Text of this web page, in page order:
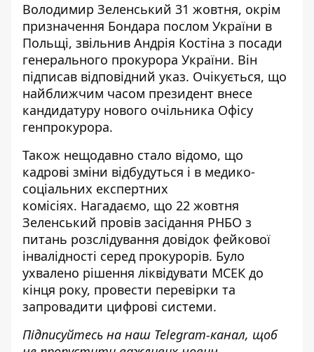
Володимир Зеленський 31 жовтня, окрім
призначення Бондара послом України в
Польщі, звільнив Андрія Костіна з посади
генерального прокурора України. Він
підписав відповідний указ. Очікується, що
найближчим часом президент внесе
кандидатуру нового очільника Офісу
генпрокурора.
Також нещодавно стало відомо, що
кадрові зміни відбудуться і в медико-
соціальних експертних
комісіях. Нагадаємо, що 22 жовтня
Зеленський провів засідання РНБО з
питань розслідування довідок фейкової
інвалідності серед прокурорів. Було
ухвалено рішення ліквідувати МСЕК до
кінця року, провести перевірки та
запровадити цифрові системи.
Підписуйтесь на наш Telegram-канал, щоб